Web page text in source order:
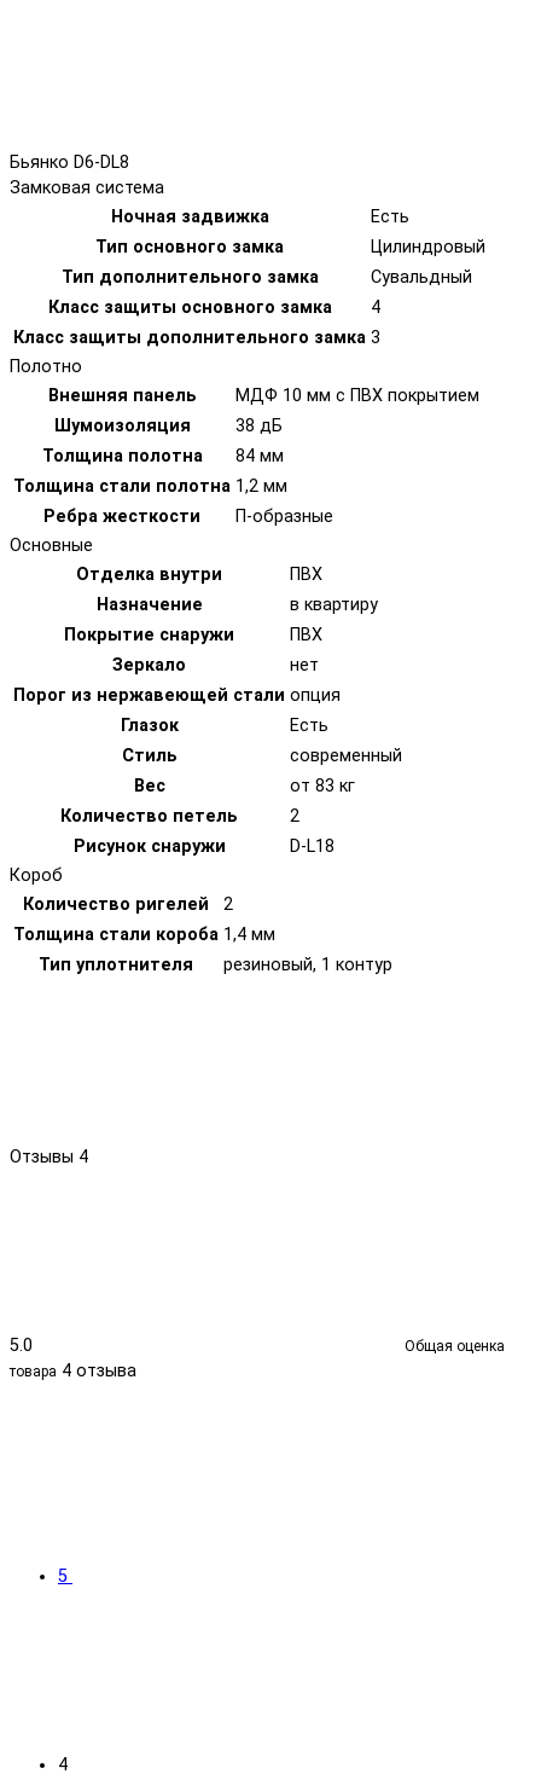
Бьянко D6-DL8
Замковая система
Ночная задвижка
Есть
Тип основного замка
Цилиндровый
Тип дополнительного замка
Сувальдный
Класс защиты основного замка
4
Класс защиты дополнительного замка 3
Полотно
Внешняя панель
МДФ 10 мм с ПВХ покрытием
Шумоизоляция
38 дБ
Толщина полотна
84 мм
Толщина стали полотна 1,2 мм
Ребра жесткости
П-образные
Основные
Отделка внутри
ПВХ
Назначение
в квартиру
Покрытие снаружи
ПВХ
Зеркало
нет
Порог из нержавеющей стали опция
Глазок
Есть
Стиль
современный
Вес
от 83 кг
Количество петель
2
Рисунок снаружи
D-L18
Короб
Количество ригелей
2
Толщина стали короба 1,4 мм
Тип уплотнителя
резиновый, 1 контур
Отзывы 4
5.0
Общая оценка
товара 4 отзыва
5
4